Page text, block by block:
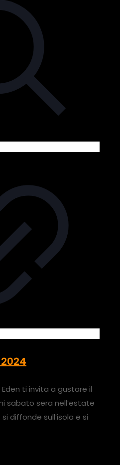
ti invita a gustare il
sabato sera nell’estate
diffonde sull’isola e si